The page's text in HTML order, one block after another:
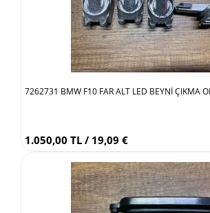
7262731 BMW F10 FAR ALT LED BEYNİ ÇIKMA
1.050,00 TL / 19,09 €